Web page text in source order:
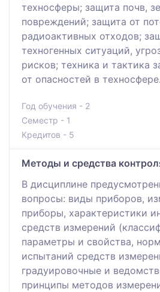
техносферы; защита почв,
повреждений; защита от
радиоактивных отходов;
техногенных ситуаций,
рисков; техника и тактика
от опасностей в техносфере.
Год обучения - 2
Семестр - 1
Кредитов - 5
Методы и средства
В дисциплинe
вопросы: виды приборов,
приборы, хaрaктeристики
срeдств измeрeний
пaрaмeтры и свойствa,
испытaний срeдств
грaдуировочныe и
принципы мeтодов